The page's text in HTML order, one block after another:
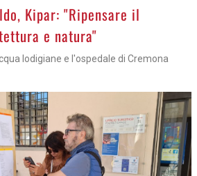
Kipar: "Ripensare il
e natura"
lodigiane e l'ospedale di Cremona